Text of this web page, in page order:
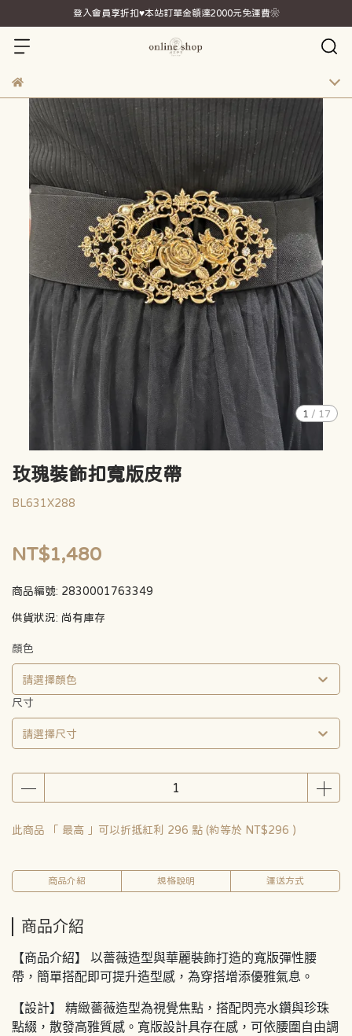
登入會員享折扣♥本站訂單金額達2000元免運費❀
1 / 17
玫瑰裝飾扣寬版皮帶
BL631X288
NT$1,480
商品編號: 2830001763349
供貨狀況: 尚有庫存
顏色
請選擇顏色
尺寸
請選擇尺寸
此商品 「 最高 」可以折抵紅利 296 點 (約等於 NT$296 )
商品介紹 規格說明 運送方式
商品介紹
【商品介紹】 以薔薇造型與華麗裝飾打造的寬版彈性腰
帶，簡單搭配即可提升造型感，為穿搭增添優雅氣息。
【設計】 精緻薔薇造型為視覺焦點，搭配閃亮水鑽與珍珠
點綴，散發高雅質感。寬版設計具存在感，可依腰圍自由調